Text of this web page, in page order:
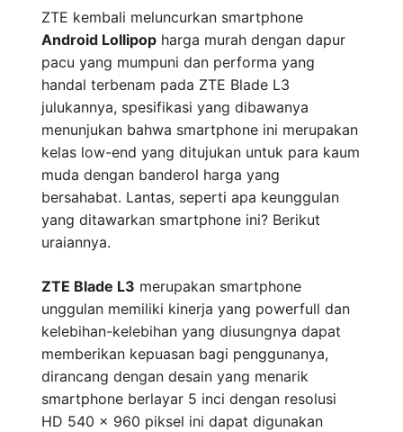
ZTE kembali meluncurkan smartphone
Android Lollipop harga murah dengan dapur
pacu yang mumpuni dan performa yang
handal terbenam pada ZTE Blade L3
julukannya, spesifikasi yang dibawanya
menunjukan bahwa smartphone ini merupakan
kelas low-end yang ditujukan untuk para kaum
muda dengan banderol harga yang
bersahabat. Lantas, seperti apa keunggulan
yang ditawarkan smartphone ini? Berikut
uraiannya.
ZTE Blade L3 merupakan smartphone
unggulan memiliki kinerja yang powerfull dan
kelebihan-kelebihan yang diusungnya dapat
memberikan kepuasan bagi penggunanya,
dirancang dengan desain yang menarik
smartphone berlayar 5 inci dengan resolusi
HD 540 x 960 piksel ini dapat digunakan